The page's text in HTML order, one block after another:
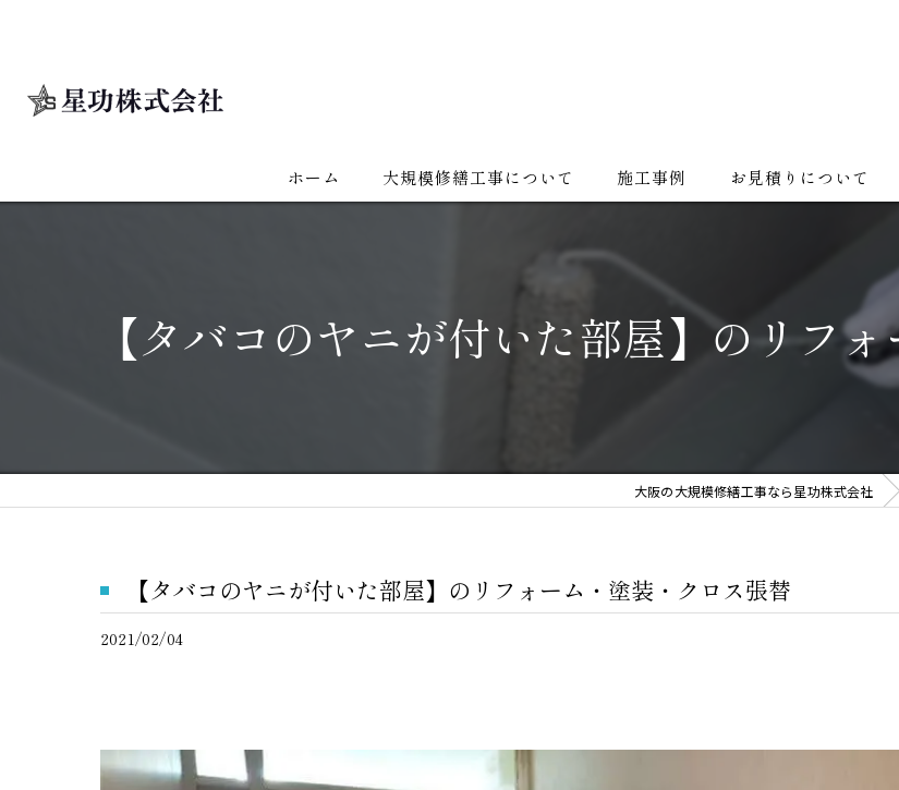
ホーム 大規模修繕工事について 施工事例 お見積りについて
【タバコのヤニが付いた部屋】のリフ
大阪の大規模修繕工事なら星功株式会社
【タバコのヤニが付いた部屋】のリフォーム・塗装・クロス張替
2021/02/04